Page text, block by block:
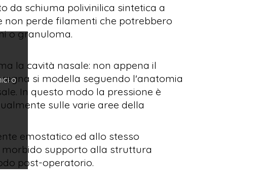
o
da schiuma polivinilica sintetica a
non perde filamenti che potrebbero
o granuloma.
la cavità nasale: non appena il
si modella seguendo l'anatomia
In questo modo la pressione è
sulle varie aree della
emostatico ed allo stesso
supporto alla struttura
post-operatorio.